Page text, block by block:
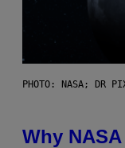
PHOTO: NASA; DR
Why